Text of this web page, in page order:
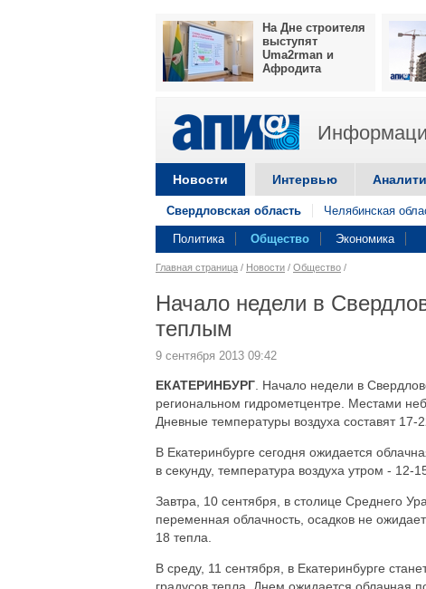
На Дне строителя
выступят
Uma2rman и
Афродита
Новости Интервью
Свердловская область Челябинская
Политика Общество Экономика
Главная страница / Новости / Общество /
Начало недели в
теплым
9 сентября 2013 09:42
ЕКАТЕРИНБУРГ . Начало недели в
региональном гидрометцентре. Местами
Дневные температуры воздуха составят 17-
В Екатеринбурге сегодня ожидается
в секунду, температура воздуха утром - 12-
Завтра, 10 сентября, в столице Среднего
переменная облачность, осадков не
18 тепла.
В среду, 11 сентября, в Екатеринбурге